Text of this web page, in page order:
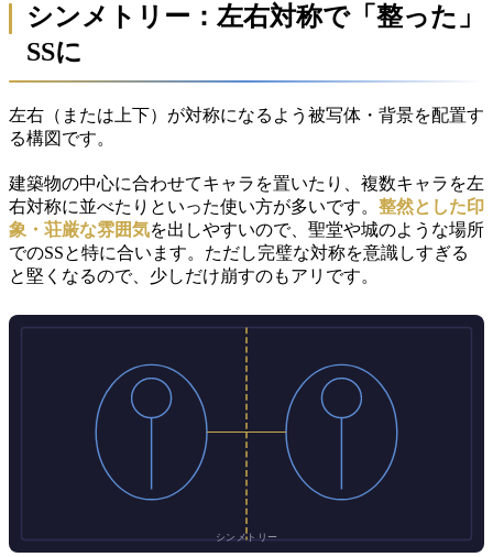
シンメトリー：左右対称で「整った」
SSに
左右（または上下）が対称になるよう被写体・背景を配置す
る構図です。
建築物の中心に合わせてキャラを置いたり、複数キャラを左
右対称に並べたりといった使い方が多いです。 整然とした印
象・荘厳な雰囲気を出しやすいので、聖堂や城のような場所
でのSSと特に合います。ただし完璧な対称を意識しすぎる
と堅くなるので、少しだけ崩すのもアリです。